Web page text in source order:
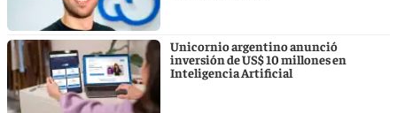
Unicornio argentino anunció
inversión de US$ 10 millones en
Inteligencia Artificial